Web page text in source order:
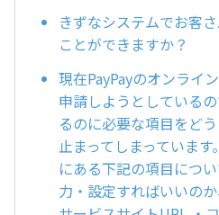
きずなシステムでお客
ことができますか？
現在PayPayのオンライ
申請しようとしている
るのに必要な項目をど
止まってしまっていま
にある下記の項目につ
力・設定すればいいの